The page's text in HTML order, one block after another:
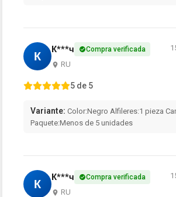
К К***ч Compra verificada
RU
5 de 5
Variante: Color:Negro Alfileres:1 pieza
Paquete:Menos de 5 unidades
К К***ч Compra verificada
RU